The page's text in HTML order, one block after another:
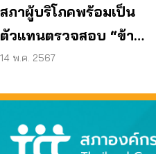
สภาผู้บริโภคพร้อมเป็น
ตัวแทนตรวจสอบ “ข้าว
10 ปี”
14 พ.ค. 2567